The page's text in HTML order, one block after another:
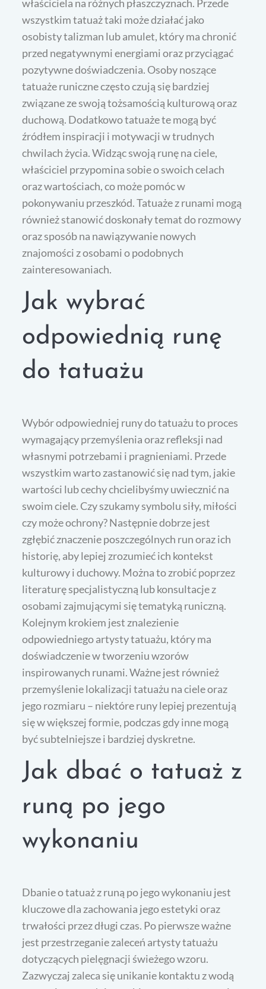
właściciela na różnych płaszczyznach. Przede
wszystkim tatuaż taki może działać jako
osobisty talizman lub amulet, który ma chronić
przed negatywnymi energiami oraz przyciągać
pozytywne doświadczenia. Osoby noszące
tatuaże runiczne często czują się bardziej
związane ze swoją tożsamością kulturową oraz
duchową. Dodatkowo tatuaże te mogą być
źródłem inspiracji i motywacji w trudnych
chwilach życia. Widząc swoją runę na ciele,
właściciel przypomina sobie o swoich celach
oraz wartościach, co może pomóc w
pokonywaniu przeszkód. Tatuaże z runami mogą
również stanowić doskonały temat do rozmowy
oraz sposób na nawiązywanie nowych
znajomości z osobami o podobnych
zainteresowaniach.
Jak wybrać
odpowiednią runę
do tatuażu
Wybór odpowiedniej runy do tatuażu to proces
wymagający przemyślenia oraz refleksji nad
własnymi potrzebami i pragnieniami. Przede
wszystkim warto zastanowić się nad tym, jakie
wartości lub cechy chcielibyśmy uwiecznić na
swoim ciele. Czy szukamy symbolu siły, miłości
czy może ochrony? Następnie dobrze jest
zgłębić znaczenie poszczególnych run oraz ich
historię, aby lepiej zrozumieć ich kontekst
kulturowy i duchowy. Można to zrobić poprzez
literaturę specjalistyczną lub konsultacje z
osobami zajmującymi się tematyką runiczną.
Kolejnym krokiem jest znalezienie
odpowiedniego artysty tatuażu, który ma
doświadczenie w tworzeniu wzorów
inspirowanych runami. Ważne jest również
przemyślenie lokalizacji tatuażu na ciele oraz
jego rozmiaru – niektóre runy lepiej prezentują
się w większej formie, podczas gdy inne mogą
być subtelniejsze i bardziej dyskretne.
Jak dbać o tatuaż z
runą po jego
wykonaniu
Dbanie o tatuaż z runą po jego wykonaniu jest
kluczowe dla zachowania jego estetyki oraz
trwałości przez długi czas. Po pierwsze ważne
jest przestrzeganie zaleceń artysty tatuażu
dotyczących pielęgnacji świeżego wzoru.
Zazwyczaj zaleca się unikanie kontaktu z wodą